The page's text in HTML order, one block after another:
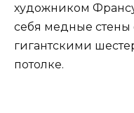
художником
себя медные
гигантскими
потолке.